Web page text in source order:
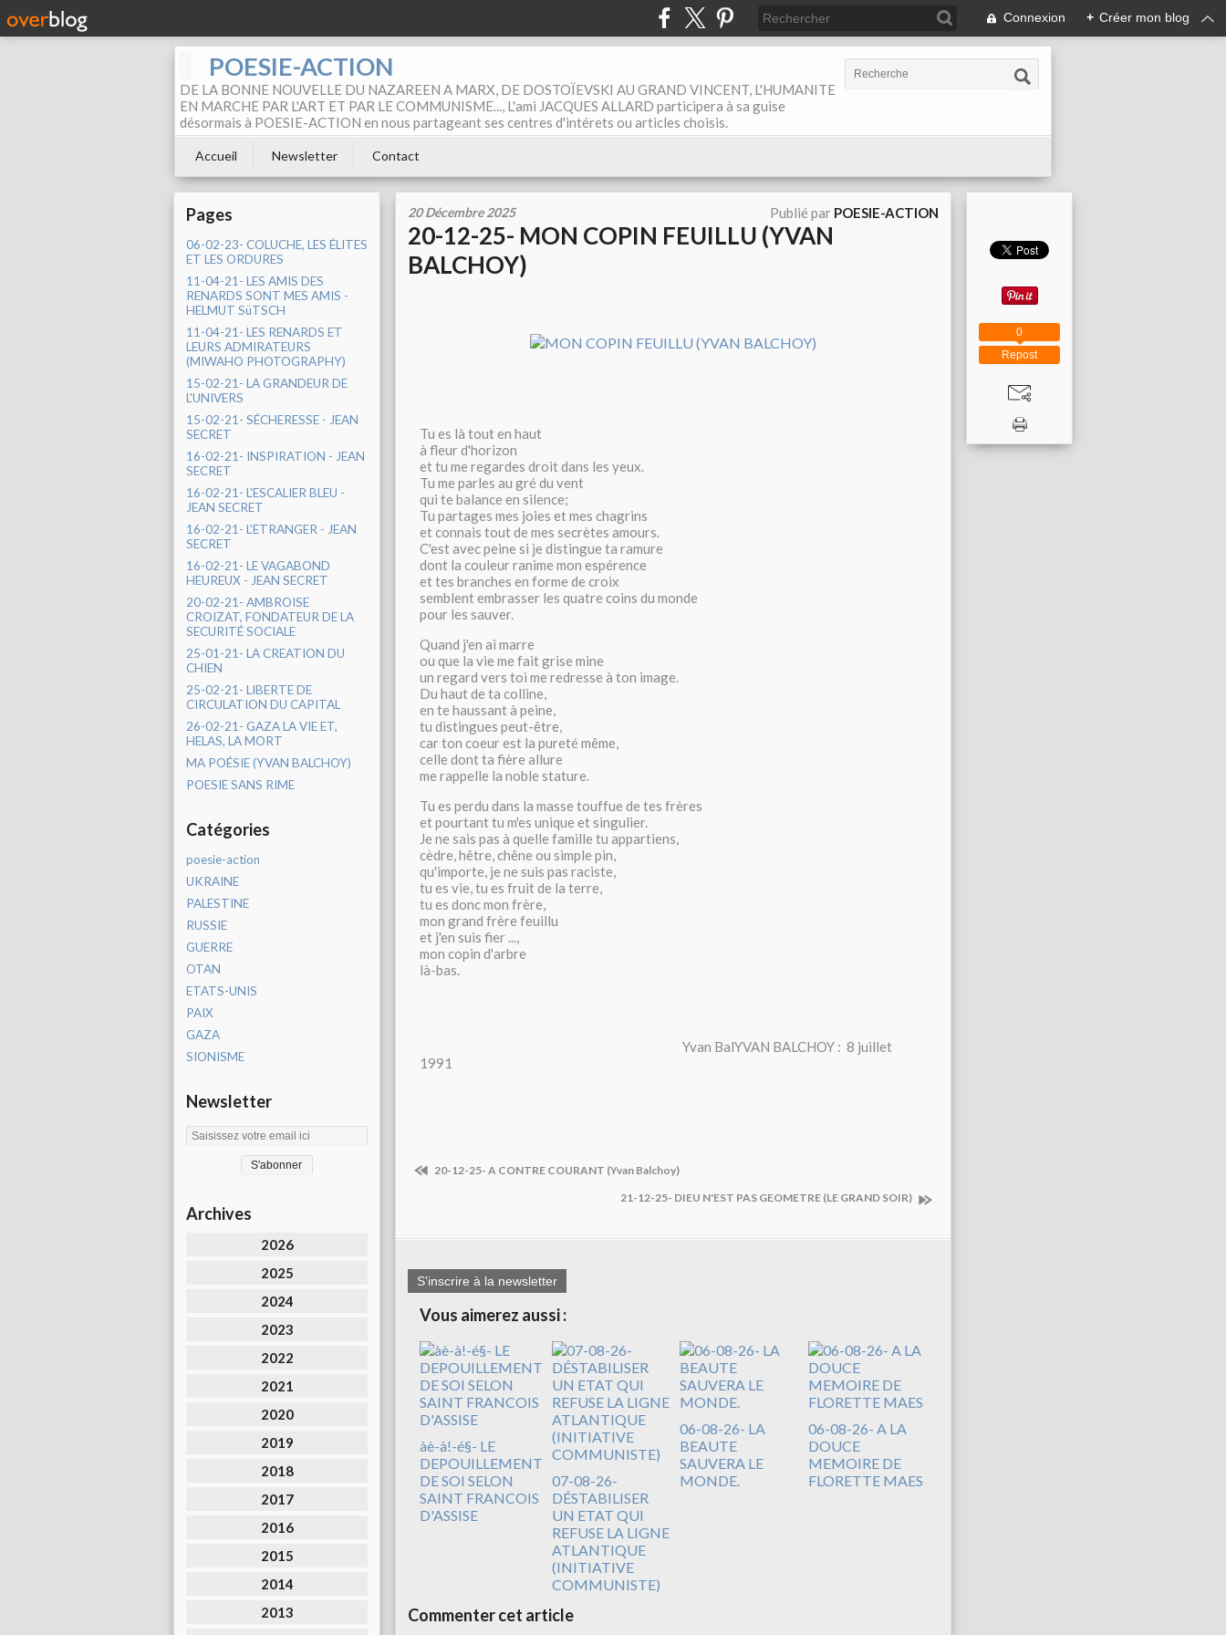
Connexion + Créer mon blog
POESIE-ACTION
DE LA BONNE NOUVELLE DU NAZAREEN A MARX, DE DOSTOÏEVSKI AU GRAND VINCENT, L'HUMANITE
EN MARCHE PAR L'ART ET PAR LE COMMUNISME..., L'ami JACQUES ALLARD participera à sa guise
désormais à POESIE-ACTION en nous partageant ses centres d'intérets ou articles choisis.
Accueil Newsletter Contact
Pages
06-02-23- COLUCHE, LES ÉLITES
ET LES ORDURES
11-04-21- LES AMIS DES
RENARDS SONT MES AMIS -
HELMUT SüTSCH
11-04-21- LES RENARDS ET
LEURS ADMIRATEURS
(MIWAHO PHOTOGRAPHY)
15-02-21- LA GRANDEUR DE
L'UNIVERS
15-02-21- SÉCHERESSE - JEAN
SECRET
16-02-21- INSPIRATION - JEAN
SECRET
16-02-21- L'ESCALIER BLEU -
JEAN SECRET
16-02-21- L'ETRANGER - JEAN
SECRET
16-02-21- LE VAGABOND
HEUREUX - JEAN SECRET
20-02-21- AMBROISE
CROIZAT, FONDATEUR DE LA
SECURITÉ SOCIALE
25-01-21- LA CREATION DU
CHIEN
25-02-21- LIBERTE DE
CIRCULATION DU CAPITAL
26-02-21- GAZA LA VIE ET,
HELAS, LA MORT
MA POÉSIE (YVAN BALCHOY)
POESIE SANS RIME
Catégories
poesie-action
UKRAINE
PALESTINE
RUSSIE
GUERRE
OTAN
ETATS-UNIS
PAIX
GAZA
SIONISME
Newsletter
Archives
2026
2025
2024
2023
2022
2021
2020
2019
2018
2017
2016
2015
2014
2013
20 Décembre 2025 Publié par POESIE-ACTION
20-12-25- MON COPIN FEUILLU (YVAN
BALCHOY)
Tu es là tout en haut
à fleur d'horizon
et tu me regardes droit dans les yeux.
Tu me parles au gré du vent
qui te balance en silence;
Tu partages mes joies et mes chagrins
et connais tout de mes secrètes amours.
C'est avec peine si je distingue ta ramure
dont la couleur ranime mon espérence
et tes branches en forme de croix
semblent embrasser les quatre coins du monde
pour les sauver.
Quand j'en ai marre
ou que la vie me fait grise mine
un regard vers toi me redresse à ton image.
Du haut de ta colline,
en te haussant à peine,
tu distingues peut-être,
car ton coeur est la pureté même,
celle dont ta fière allure
me rappelle la noble stature.
Tu es perdu dans la masse touffue de tes frères
et pourtant tu m'es unique et singulier.
Je ne sais pas à quelle famille tu appartiens,
cèdre, hêtre, chêne ou simple pin,
qu'importe, je ne suis pas raciste,
tu es vie, tu es fruit de la terre,
tu es donc mon frère,
mon grand frère feuillu
et j'en suis fier ...,
mon copin d'arbre
là-bas.
Yvan BalYVAN BALCHOY : 8 juillet
1991
20-12-25- A CONTRE COURANT (Yvan Balchoy)
21-12-25- DIEU N'EST PAS GEOMETRE (LE GRAND SOIR)
S'inscrire à la newsletter
Vous aimerez aussi :
àè-à!-é§- LE
DEPOUILLEMENT
DE SOI SELON
SAINT FRANCOIS
D'ASSISE
07-08-26-
DÉSTABILISER
UN ETAT QUI
REFUSE LA LIGNE
ATLANTIQUE
(INITIATIVE
COMMUNISTE)
06-08-26- LA
BEAUTE
SAUVERA LE
MONDE.
06-08-26- A LA
DOUCE
MEMOIRE DE
FLORETTE MAES
Commenter cet article
Repost
0